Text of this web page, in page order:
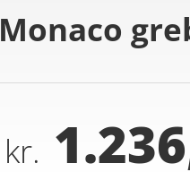
kr.